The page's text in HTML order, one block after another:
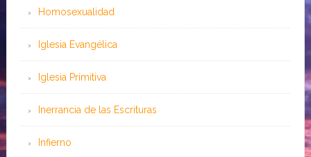
Homosexualidad
Iglesia Evangélica
Iglesia Primitiva
Inerrancia de las Escrituras
Infierno